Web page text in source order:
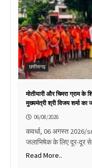
छत्तीसगढ़
मोतीयारी और चिमरा ग्राम
मुख्यमंत्री श्री विजय शर्मा का
06/08/2026
कवर्धा, 06 अगस्त 2026/
जलाभिषेक के लिए दूर-
Read More..